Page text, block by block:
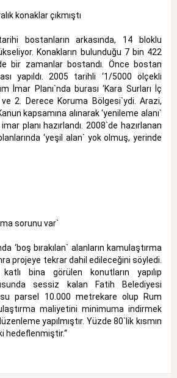
konaklar çıkmıştı
bostanların arkasında, 14 bloklu
Konakların bulunduğu 7 bin 422
bir zamanlar bostandı. Önce bostan
yapıldı. 2005 tarihli ‘1/5000 ölçekli
İmar Planı`nda burası ‘Kara Surları İç
ve 2. Derece Koruma Bölgesi`ydi. Arazi,
kapsamına alınarak ‘yenileme alanı`
planı hazırlandı. 2008`de hazırlanan
‘yeşil alan` yok olmuş, yerinde
sorunu var`
‘boş bırakılan` alanların kamulaştırma
projeye tekrar dahil edileceğini söyledi.
bina görülen konutların yapılıp
sessiz kalan Fatih Belediyesi
parsel 10.000 metrekare olup Rum
maliyetini minimuma indirmek
yapılmıştır. Yüzde 80`lik kısmın
hedeflenmiştir.‘‘